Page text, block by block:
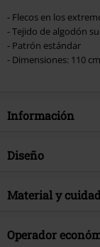
- Flecos en los
- Tejido de algodón
- Patrón estándar
- Dimensiones: 110
Información
Artículo no.
Brand
Fecha de lanzamiento
Diseño
Tipo de producto
Color
Material y
Material Externo
Operador